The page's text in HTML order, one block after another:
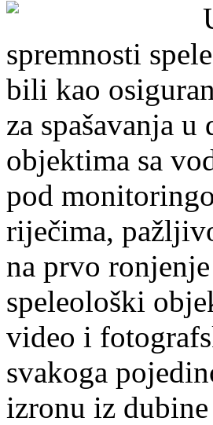
spremnosti
bili kao
za spašavanja
objektima sa
pod
riječima,
na prvo
speleološki
video i
svakoga
izronu iz